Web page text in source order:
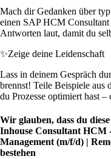
Mach dir Gedanken über
einen SAP HCM
Antworten laut, damit du
✨Zeige deine Leidenschaft
Lass in deinem Gespräch
brennst! Teile Beispiele aus
du Prozesse optimiert hast
Wir glauben, dass du
Inhouse Consultant HCM
Management (m/f/d) |
bestehen